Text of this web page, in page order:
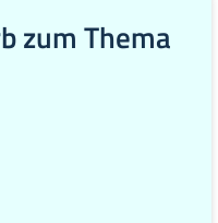
zum Thema